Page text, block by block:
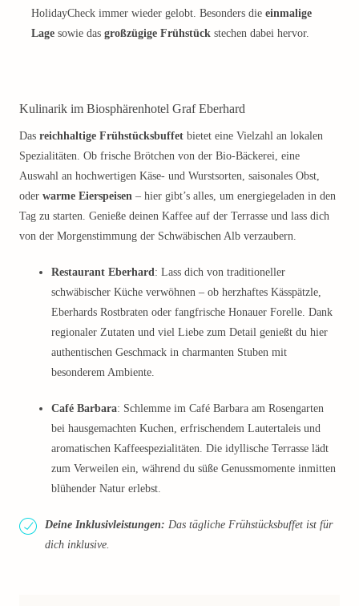
HolidayCheck immer wieder gelobt. Besonders die einmalige
Lage sowie das großzügige Frühstück stechen dabei hervor.
Kulinarik im Biosphärenhotel Graf Eberhard
Das reichhaltige Frühstücksbuffet bietet eine Vielzahl an lokalen
Spezialitäten. Ob frische Brötchen von der Bio-Bäckerei, eine
Auswahl an hochwertigen Käse- und Wurstsorten, saisonales Obst,
oder warme Eierspeisen – hier gibt’s alles, um energiegeladen in den
Tag zu starten. Genieße deinen Kaffee auf der Terrasse und lass dich
von der Morgenstimmung der Schwäbischen Alb verzaubern.
Restaurant Eberhard: Lass dich von traditioneller
schwäbischer Küche verwöhnen – ob herzhaftes Kässpätzle,
Eberhards Rostbraten oder fangfrische Honauer Forelle. Dank
regionaler Zutaten und viel Liebe zum Detail genießt du hier
authentischen Geschmack in charmanten Stuben mit
besonderem Ambiente.
Café Barbara: Schlemme im Café Barbara am Rosengarten
bei hausgemachten Kuchen, erfrischendem Lautertaleis und
aromatischen Kaffeespezialitäten. Die idyllische Terrasse lädt
zum Verweilen ein, während du süße Genussmomente inmitten
blühender Natur erlebst.
Deine Inklusivleistungen: Das tägliche Frühstücksbuffet ist für
dich inklusive.